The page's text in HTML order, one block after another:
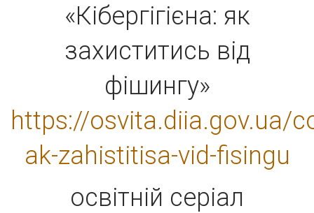
«Кібергігієна: як
захиститись від
фішингу»
https://osvita.diia.gov.ua/
ak-zahistitisa-vid-fisingu
освітній серіал